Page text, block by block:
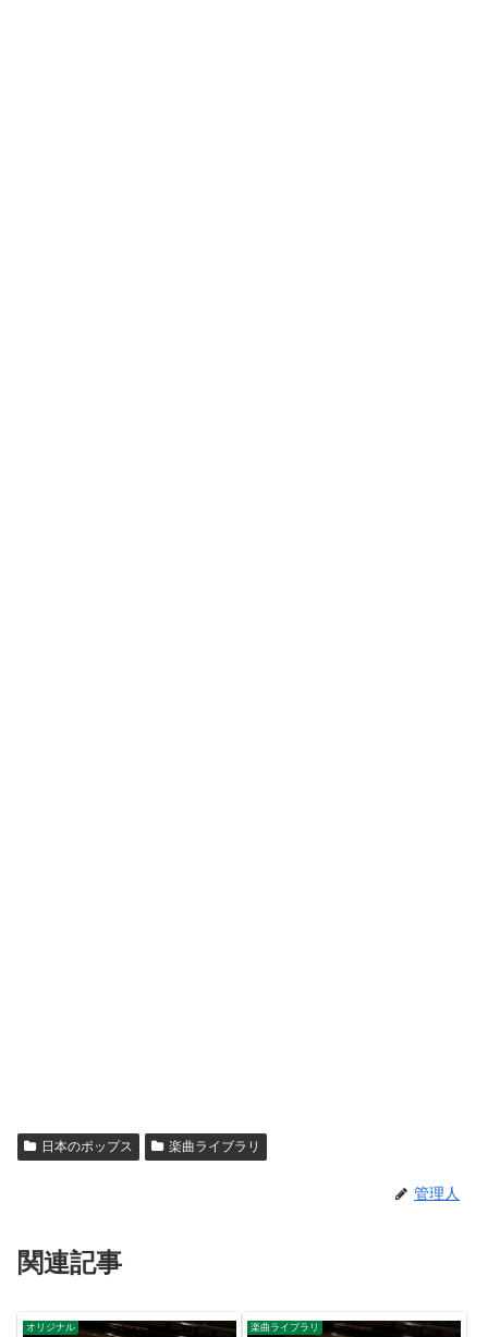
日本のポップス 楽曲ライブラリ
管理人
関連記事
オリジナル 楽曲ライブラリ